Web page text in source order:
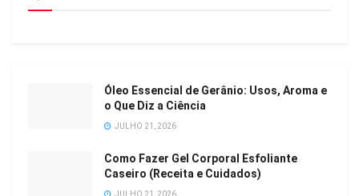
Óleo Essencial de Gerânio: Usos, Aroma e
o Que Diz a Ciência
JULHO 21, 2026
Como Fazer Gel Corporal Esfoliante
Caseiro (Receita e Cuidados)
JULHO 21, 2026